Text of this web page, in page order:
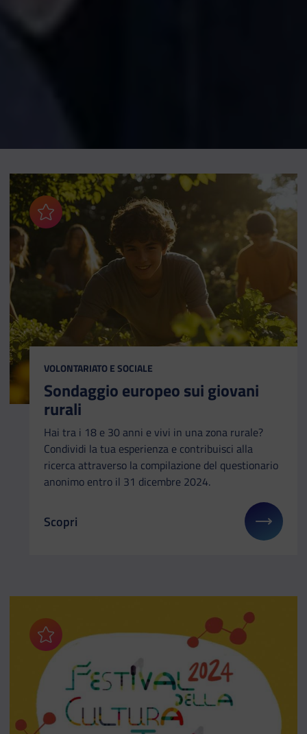
Aggiungi ai preferiti
CATEGORIA:
VOLONTARIATO E SOCIALE
Sondaggio europeo sui giovani
rurali
Hai tra i 18 e 30 anni e vivi in una zona rurale?
Condividi la tua esperienza e contribuisci alla
ricerca attraverso la compilazione del questionario
anonimo entro il 31 dicembre 2024.
Il link ti porterà ad avere maggiori dettagli su:
Scopri
Aggiungi ai preferiti